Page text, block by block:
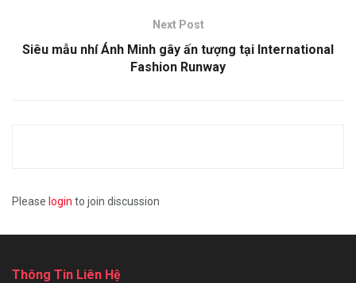
Next Post
Siêu mẫu nhí Ánh Minh gây ấn tượng tại International
Fashion Runway
Please login to join discussion
Thông Tin Liên Hệ